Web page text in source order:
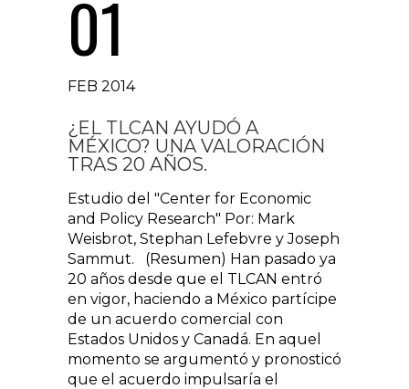
01
FEB 2014
¿EL TLCAN AYUDÓ A
MÉXICO? UNA VALORACIÓN
TRAS 20 AÑOS.
Estudio del "Center for Economic
and Policy Research" Por: Mark
Weisbrot, Stephan Lefebvre y Joseph
Sammut. (Resumen) Han pasado ya
20 años desde que el TLCAN entró
en vigor, haciendo a México partícipe
de un acuerdo comercial con
Estados Unidos y Canadá. En aquel
momento se argumentó y pronosticó
que el acuerdo impulsaría el